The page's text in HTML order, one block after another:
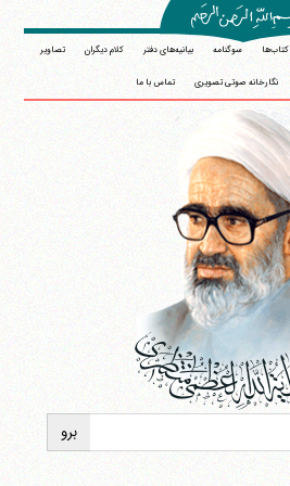
کتاب‌ها سوگنامه بیانیه‌های دفتر کلام دیگران تصاویر
نگارخانه صوتی تصویری تماس با ما